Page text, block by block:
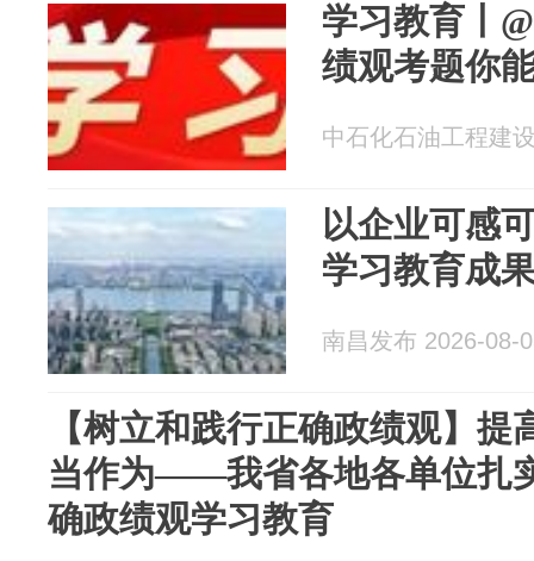
学习教育丨
绩观考题你
中石化石油工程建
以企业可感
学习教育成
南昌发布 2026-08-
【树立和践行正确政绩观】提
当作为——我省各地各单位扎
确政绩观学习教育